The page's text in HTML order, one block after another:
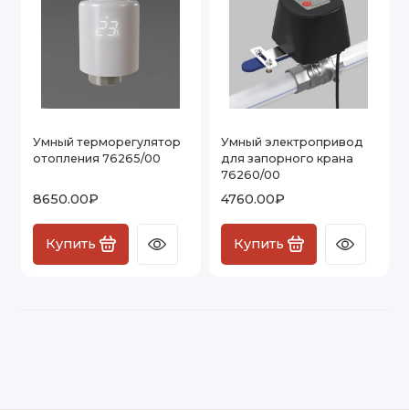
Умный терморегулятор
отопления 76265/00
8650.00₽
Купить
Умный электропривод
для запорного крана
76260/00
4760.00₽
Купить